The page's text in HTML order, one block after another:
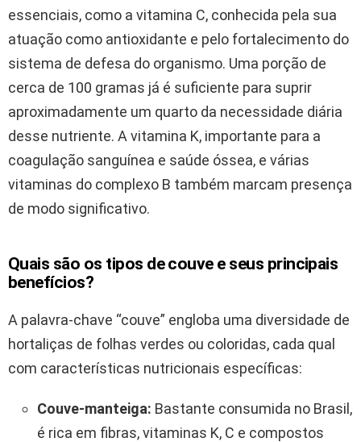
essenciais, como a vitamina C, conhecida pela sua
atuação como antioxidante e pelo fortalecimento do
sistema de defesa do organismo. Uma porção de
cerca de 100 gramas já é suficiente para suprir
aproximadamente um quarto da necessidade diária
desse nutriente. A vitamina K, importante para a
coagulação sanguínea e saúde óssea, e várias
vitaminas do complexo B também marcam presença
de modo significativo.
Quais são os tipos de couve e seus principais
benefícios?
A palavra-chave “couve” engloba uma diversidade de
hortaliças de folhas verdes ou coloridas, cada qual
com características nutricionais específicas:
Couve-manteiga: Bastante consumida no Brasil,
é rica em fibras, vitaminas K, C e compostos